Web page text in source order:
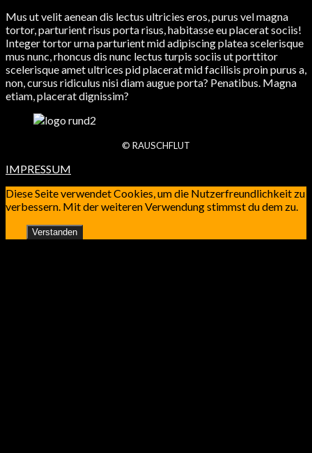
Mus ut velit aenean dis lectus ultricies eros, purus vel magna
tortor, parturient risus porta risus, habitasse eu placerat sociis!
Integer tortor urna parturient mid adipiscing platea scelerisque
mus nunc, rhoncus dis nunc lectus turpis sociis ut porttitor
scelerisque amet ultrices pid placerat mid facilisis proin purus a,
non, cursus ridiculus nisi diam augue porta? Penatibus. Magna
etiam, placerat dignissim?
© RAUSCHFLUT
IMPRESSUM
Diese Seite verwendet Cookies, um die Nutzerfreundlichkeit zu
verbessern. Mit der weiteren Verwendung stimmst du dem zu.
Verstanden